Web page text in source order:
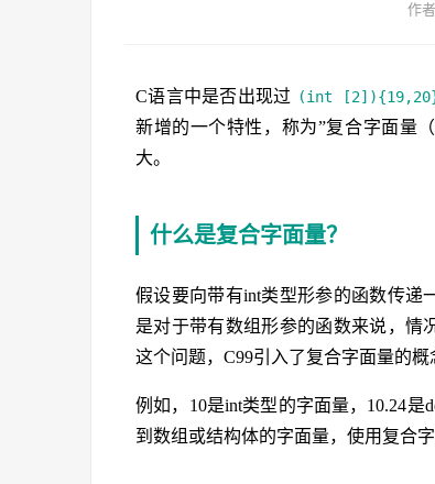
作
C语言中是否出现过 (int
新增的一个特性，称为”复合字面量
大。
什么是复合字面量？
假设要向带有int类型形参的函数传递
是对于带有数组形参的函数来说，情
这个问题，C99引入了复合字面量的
例如，10是int类型的字面量，10.24是
到数组或结构体的字面量，使用复合